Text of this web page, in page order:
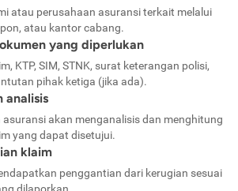
atau perusahaan asuransi terkait melalui
atau kantor cabang.
yang diperlukan
KTP, SIM, STNK, surat keterangan polisi,
pihak ketiga (jika ada).
analisis
asuransi akan menganalisis dan menghitung
yang dapat disetujui.
klaim
penggantian dari kerugian sesuai
dilaporkan.